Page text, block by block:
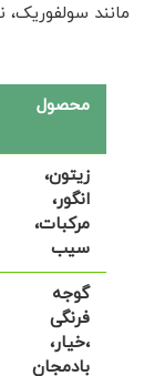
مانند
محصول
زیتون،
انگور،
مرکبات،
سیب
گوجه
فرنگی
،خیار،
بادمجان